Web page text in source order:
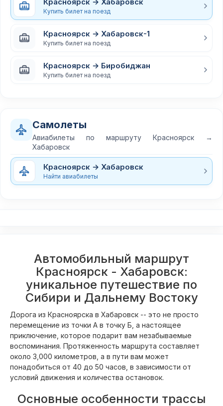
Купить билет на поезд
Красноярск → Хабаровск-1
Купить билет на поезд
Красноярск → Биробиджан
Купить билет на поезд
Самолеты
Авиабилеты по маршруту Красноярск →
Хабаровск
Красноярск → Хабаровск
Найти авиабилеты
Автомобильный маршрут
Красноярск - Хабаровск:
уникальное путешествие по
Сибири и Дальнему Востоку
Дорога из Красноярска в Хабаровск -- это не просто
перемещение из точки А в точку Б, а настоящее
приключение, которое подарит вам незабываемые
воспоминания. Протяженность маршрута составляет
около 3,000 километров, а в пути вам может
понадобиться от 40 до 50 часов, в зависимости от
условий движения и количества остановок.
Основные особенности трассы